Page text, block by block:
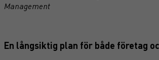
Management
En långsiktig plan för både företag